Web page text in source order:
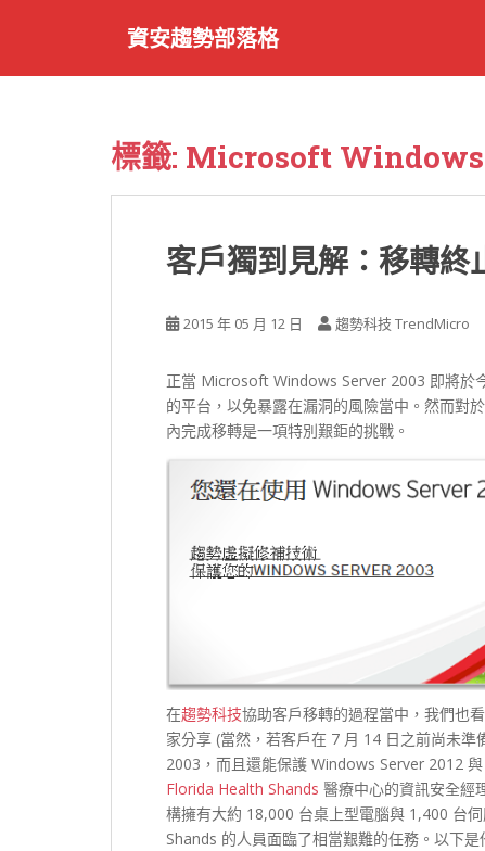
資安趨勢部落格
標籤: Microsoft Windows
客戶獨到見解：移轉
2015 年 05 月 12 日 趨勢科技 TrendMicro
正當 Microsoft Windows Server 2003 即將於
的平台，以免暴露在漏洞的風險當中。然而對
內完成移轉是一項特別艱鉅的挑戰。
在趨勢科技協助客戶移轉的過程當中，我們也
家分享 (當然，若客戶在 7 月 14 日之前尚未
2003，而且還能保護 Windows Server 2012
Florida Health Shands 醫療中心的資訊安全經
構擁有大約 18,000 台桌上型電腦與 1,400 台
Shands 的人員面臨了相當艱難的任務。以下是